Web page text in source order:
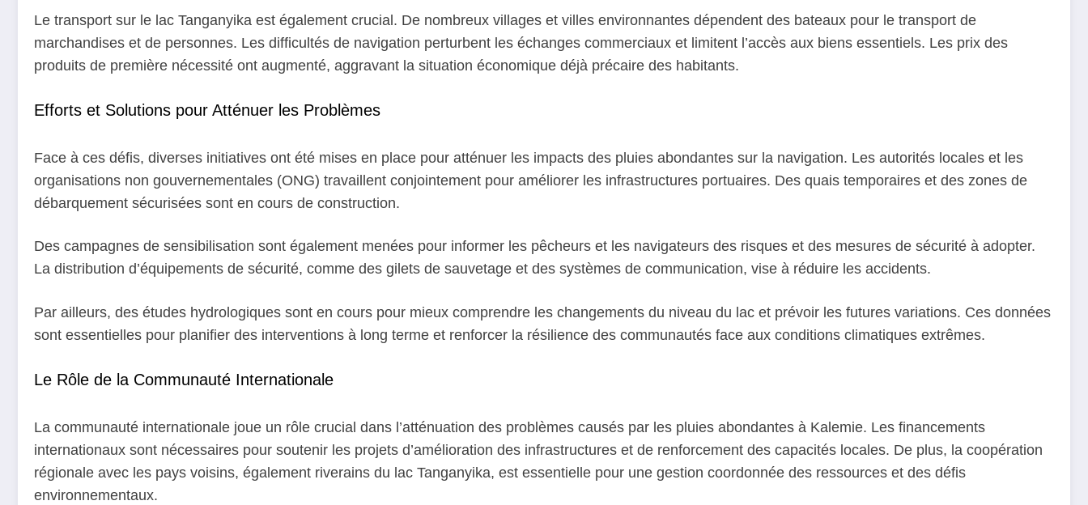
Le transport sur le lac Tanganyika est également crucial. De nombreux villages et villes environnantes dépendent des bateaux pour le transport de
marchandises et de personnes. Les difficultés de navigation perturbent les échanges commerciaux et limitent l’accès aux biens essentiels. Les prix des
produits de première nécessité ont augmenté, aggravant la situation économique déjà précaire des habitants.
Efforts et Solutions pour Atténuer les Problèmes
Face à ces défis, diverses initiatives ont été mises en place pour atténuer les impacts des pluies abondantes sur la navigation. Les autorités locales et les
organisations non gouvernementales (ONG) travaillent conjointement pour améliorer les infrastructures portuaires. Des quais temporaires et des zones de
débarquement sécurisées sont en cours de construction.
Des campagnes de sensibilisation sont également menées pour informer les pêcheurs et les navigateurs des risques et des mesures de sécurité à adopter.
La distribution d’équipements de sécurité, comme des gilets de sauvetage et des systèmes de communication, vise à réduire les accidents.
Par ailleurs, des études hydrologiques sont en cours pour mieux comprendre les changements du niveau du lac et prévoir les futures variations. Ces données
sont essentielles pour planifier des interventions à long terme et renforcer la résilience des communautés face aux conditions climatiques extrêmes.
Le Rôle de la Communauté Internationale
La communauté internationale joue un rôle crucial dans l’atténuation des problèmes causés par les pluies abondantes à Kalemie. Les financements
internationaux sont nécessaires pour soutenir les projets d’amélioration des infrastructures et de renforcement des capacités locales. De plus, la coopération
régionale avec les pays voisins, également riverains du lac Tanganyika, est essentielle pour une gestion coordonnée des ressources et des défis
environnementaux.